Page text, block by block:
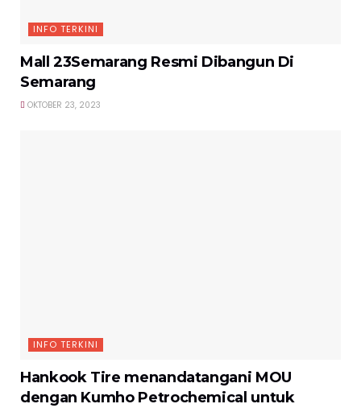
INFO TERKINI
Mall 23Semarang Resmi Dibangun Di
Semarang
OKTOBER 23, 2023
INFO TERKINI
Hankook Tire menandatangani MOU
dengan Kumho Petrochemical untuk